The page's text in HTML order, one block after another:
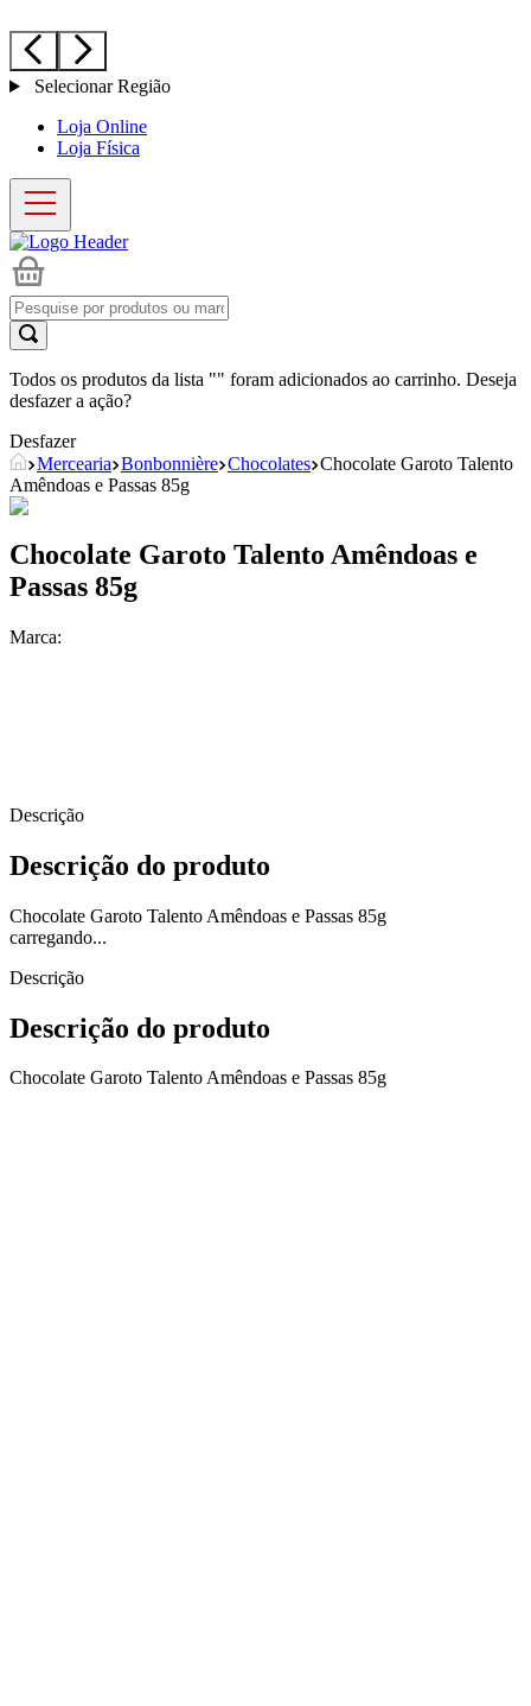
Selecionar Região
Loja Online
Loja Física
Todos os produtos da lista "" foram adicionados ao carrinho. Deseja
desfazer a ação?
Desfazer
Mercearia Bonbonnière Chocolates Chocolate Garoto Talento
Amêndoas e Passas 85g
Chocolate Garoto Talento Amêndoas e
Passas 85g
Marca:
Descrição
Descrição do produto
Chocolate Garoto Talento Amêndoas e Passas 85g
carregando...
Descrição
Descrição do produto
Chocolate Garoto Talento Amêndoas e Passas 85g